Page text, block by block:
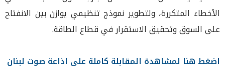
الأخطاء المتكررة، ولتطوير نموذج تنظيمي يوازن بين الانفتاح
على السوق وتحقيق الاستقرار في قطاع الطاقة.
اضغط هنا لمشاهدة المقابلة كاملة على اذاعة صوت لبنان